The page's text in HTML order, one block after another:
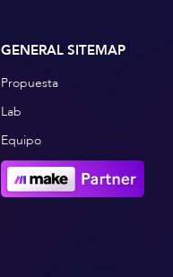
GENERAL SITEMAP
Propuesta
Lab
Equipo